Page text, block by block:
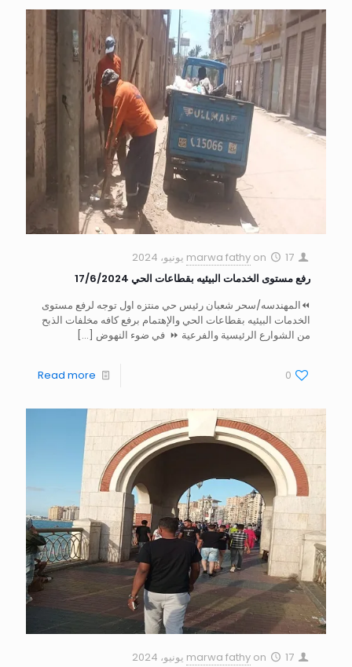
marwa fathy on
17 يونيو، 2024
رفع مستوى الخدمات البيئيه بقطاعات الحي 17/6/2024
⏪المهندسه/سحر شعبان رئيس حي منتزه اول توجه لرفع مستوى
الخدمات البيئيه بقطاعات الحي والإهتمام برفع كافه مخلفات الذبح
من الشوارع الرئيسية والفرعية ⏩ في ضوء النهوض […]
0
Read more
marwa fathy on 17 يونيو، 2024